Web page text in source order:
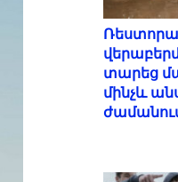
տարեց
մինչև